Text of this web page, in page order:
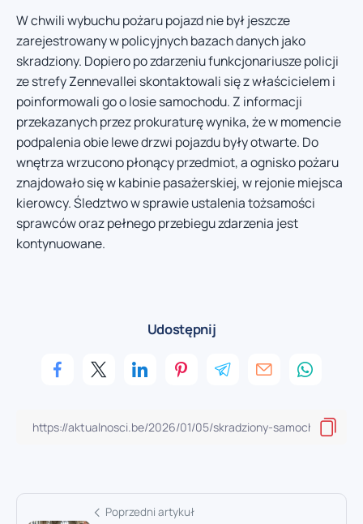
W chwili wybuchu pożaru pojazd nie był jeszcze
zarejestrowany w policyjnych bazach danych jako
skradziony. Dopiero po zdarzeniu funkcjonariusze policji
ze strefy Zennevallei skontaktowali się z właścicielem i
poinformowali go o losie samochodu. Z informacji
przekazanych przez prokuraturę wynika, że w momencie
podpalenia obie lewe drzwi pojazdu były otwarte. Do
wnętrza wrzucono płonący przedmiot, a ognisko pożaru
znajdowało się w kabinie pasażerskiej, w rejonie miejsca
kierowcy. Śledztwo w sprawie ustalenia tożsamości
sprawców oraz pełnego przebiegu zdarzenia jest
kontynuowane.
Udostępnij
Poprzedni artykuł